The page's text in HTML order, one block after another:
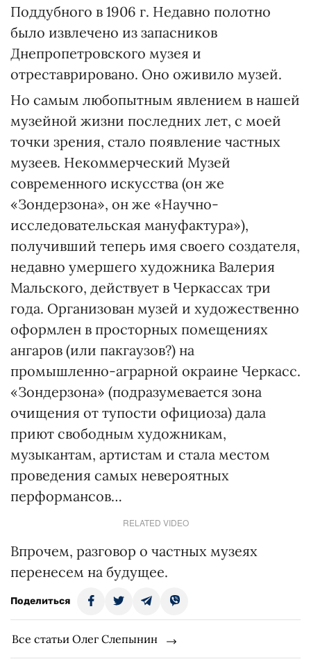
Поддубного в 1906 г. Недавно полотно
было извлечено из запасников
Днепропетровского музея и
отреставрировано. Оно оживило музей.
Но самым любопытным явлением в нашей
музейной жизни последних лет, с моей
точки зрения, стало появление частных
музеев. Некоммерческий Музей
современного искусства (он же
«Зондерзона», он же «Научно-
исследовательская мануфактура»),
получивший теперь имя своего создателя,
недавно умершего художника Валерия
Мальского, действует в Черкассах три
года. Организован музей и художественно
оформлен в просторных помещениях
ангаров (или пакгаузов?) на
промышленно-аграрной окраине Черкасс.
«Зондерзона» (подразумевается зона
очищения от тупости официоза) дала
приют свободным художникам,
музыкантам, артистам и стала местом
проведения самых невероятных
перформансов…
RELATED VIDEO
Впрочем, разговор о частных музеях
перенесем на будущее.
Поделиться
Все статьи Олег Слепынин